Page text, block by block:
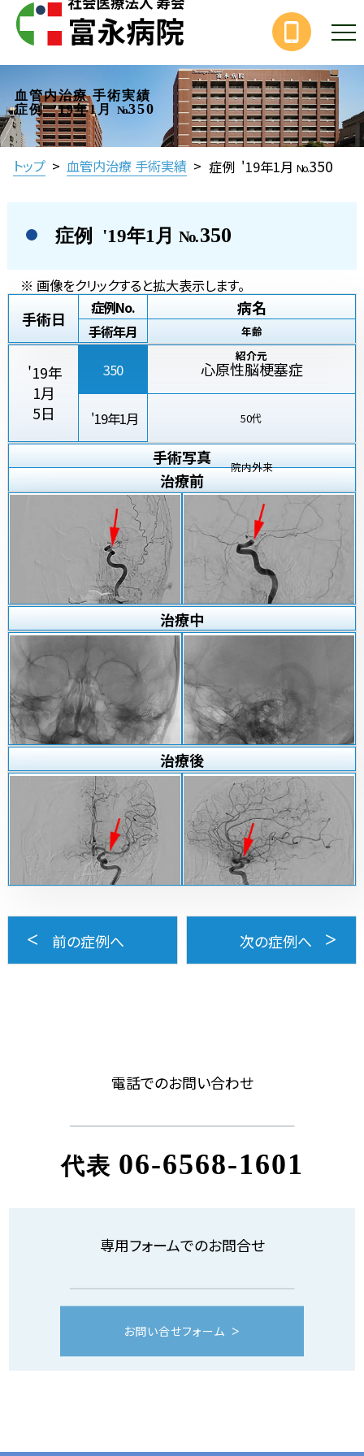
血管内治療 手術実績
症例 '19年1月
No.350
トップ > 血管内治療 手術実績 > 症例 '19年1月 No.350
症例 '19年1月 No.350
※ 画像をクリックすると拡大表示します。
手術日
症例No.
手術年月
病名
年齢
紹介元
'19年
1月
5日
350
'19年1月
心原性脳梗塞症
50代
院内外来
手術写真
治療前
治療中
治療後
前の症例へ 次の症例へ
電話でのお問い合わせ
代表 06-6568-1601
専用フォームでのお問合せ
お問い合せフォーム